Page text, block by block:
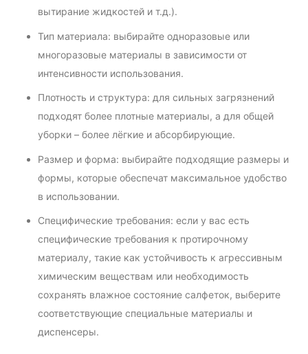
вытирание жидкостей и т.д.).
Тип материала: выбирайте одноразовые или
многоразовые материалы в зависимости от
интенсивности использования.
Плотность и структура: для сильных загрязнений
подходят более плотные материалы, а для общей
уборки – более лёгкие и абсорбирующие.
Размер и форма: выбирайте подходящие размеры и
формы, которые обеспечат максимальное удобство
в использовании.
Специфические требования: если у вас есть
специфические требования к протирочному
материалу, такие как устойчивость к агрессивным
химическим веществам или необходимость
сохранять влажное состояние салфеток, выберите
соответствующие специальные материалы и
диспенсеры.